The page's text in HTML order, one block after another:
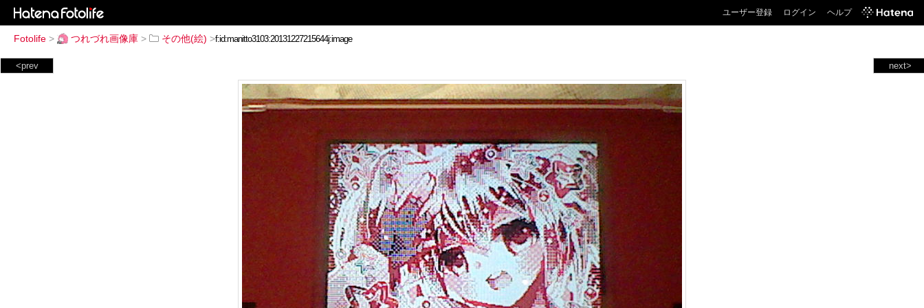
ユーザー登録 ログイン ヘルプ
Fotolife > つれづれ画像庫 > その他(絵) >
next>
<prev